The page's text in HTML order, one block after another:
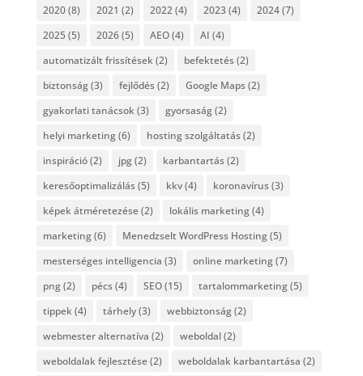
2020(8) 2021 (2) 2022(4) 2023(4) 2024(7)
2025 (5) 2026(5) AEO(4) AI (4)
automatizált frissítések (2) befektetés(2)
biztonság(3) fejlődés(2) Google Maps(2)
gyakorlati tanácsok (3) gyorsaság(2)
helyi marketing(6) hosting szolgáltatás(2)
inspiráció(2) jpg(2) karbantartás(2)
keresőoptimalizálás(5) kkv(4) koronavírus(3)
képek átméretezése(2) lokális marketing(4)
marketing(6) Menedzselt WordPress Hosting(5)
mesterséges intelligencia (3) online marketing(7)
png(2) pécs(4) SEO(15) tartalommarketing(5)
tippek (4) tárhely(3) webbiztonság(2)
webmester alternatíva (2) weboldal(2)
weboldalak fejlesztése(2) weboldalak karbantartása (2)